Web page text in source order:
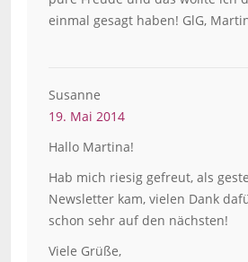
einmal gesagt haben! GlG,
Susanne
19. Mai 2014
Hallo Martina!
Hab mich riesig gefreut, als
Newsletter kam, vielen Dank
schon sehr auf den nächsten!
Viele Grüße,